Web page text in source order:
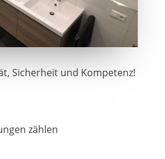
Sicherheit und Kompetenz!
zählen